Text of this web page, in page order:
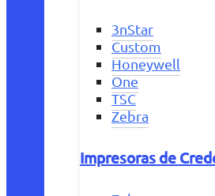
3nStar
Custom
Honeywell
One
TSC
Zebra
Impresoras de